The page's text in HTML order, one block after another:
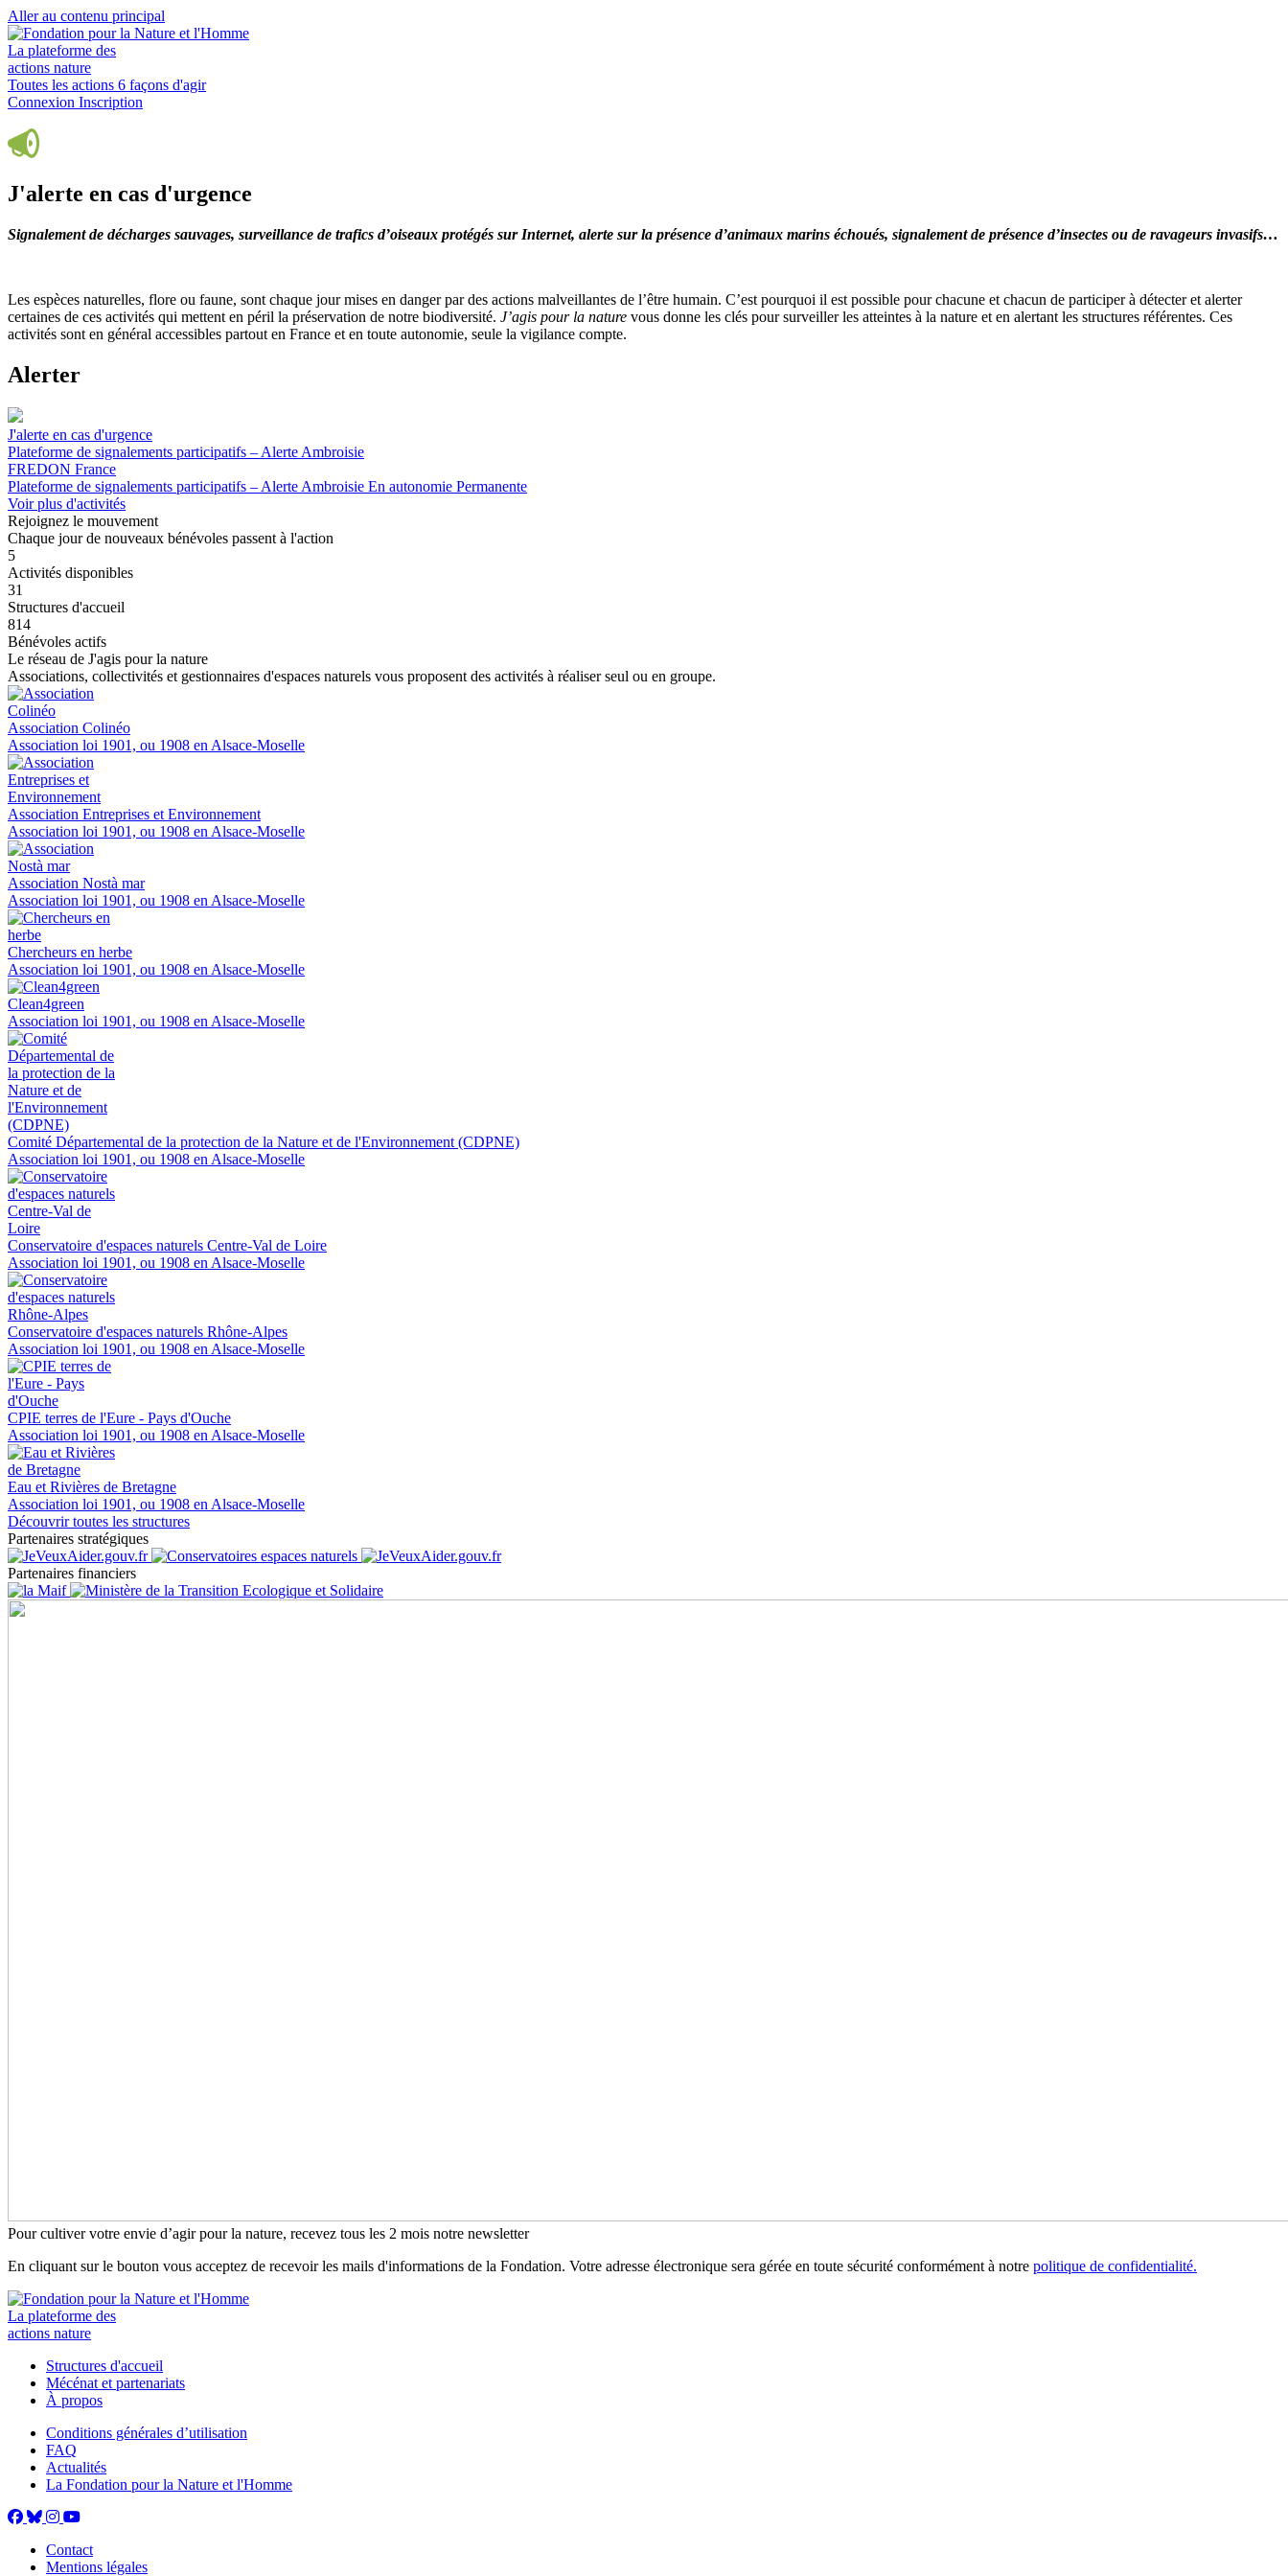
Aller au contenu principal
La plateforme des
actions nature
Toutes les actions 6 façons d'agir
Connexion Inscription
J'alerte en cas d'urgence
Signalement de décharges sauvages, surveillance de trafics d’oiseaux protégés sur Internet, alerte sur la présence d’animaux marins échoués, signalement de présence d’insectes ou de ravageurs invasifs…
Les espèces naturelles, flore ou faune, sont chaque jour mises en danger par des actions malveillantes de l’être humain. C’est pourquoi il est possible pour chacune et chacun de participer à détecter et alerter
certaines de ces activités qui mettent en péril la préservation de notre biodiversité. J’agis pour la nature vous donne les clés pour surveiller les atteintes à la nature et en alertant les structures référentes. Ces
activités sont en général accessibles partout en France et en toute autonomie, seule la vigilance compte.
Alerter
J'alerte en cas d'urgence
Plateforme de signalements participatifs – Alerte Ambroisie
FREDON France
Plateforme de signalements participatifs – Alerte Ambroisie En autonomie Permanente
Voir plus d'activités
Rejoignez le mouvement
Chaque jour de nouveaux bénévoles passent à l'action
5
Activités disponibles
31
Structures d'accueil
814
Bénévoles actifs
Le réseau de J'agis pour la nature
Associations, collectivités et gestionnaires d'espaces naturels vous proposent des activités à réaliser seul ou en groupe.
Association Colinéo
Association loi 1901, ou 1908 en Alsace-Moselle
Association Entreprises et Environnement
Association loi 1901, ou 1908 en Alsace-Moselle
Association Nostà mar
Association loi 1901, ou 1908 en Alsace-Moselle
Chercheurs en herbe
Association loi 1901, ou 1908 en Alsace-Moselle
Clean4green
Association loi 1901, ou 1908 en Alsace-Moselle
Comité Départemental de la protection de la Nature et de l'Environnement (CDPNE)
Association loi 1901, ou 1908 en Alsace-Moselle
Conservatoire d'espaces naturels Centre-Val de Loire
Association loi 1901, ou 1908 en Alsace-Moselle
Conservatoire d'espaces naturels Rhône-Alpes
Association loi 1901, ou 1908 en Alsace-Moselle
CPIE terres de l'Eure - Pays d'Ouche
Association loi 1901, ou 1908 en Alsace-Moselle
Eau et Rivières de Bretagne
Association loi 1901, ou 1908 en Alsace-Moselle
Découvrir toutes les structures
Partenaires stratégiques
Partenaires financiers
Pour cultiver votre envie d’agir pour la nature, recevez tous les 2 mois notre newsletter
En cliquant sur le bouton vous acceptez de recevoir les mails d'informations de la Fondation. Votre adresse électronique sera gérée en toute sécurité conformément à notre politique de confidentialité.
La plateforme des
actions nature
Structures d'accueil
Mécénat et partenariats
À propos
Conditions générales d’utilisation
FAQ
Actualités
La Fondation pour la Nature et l'Homme
Contact
Mentions légales